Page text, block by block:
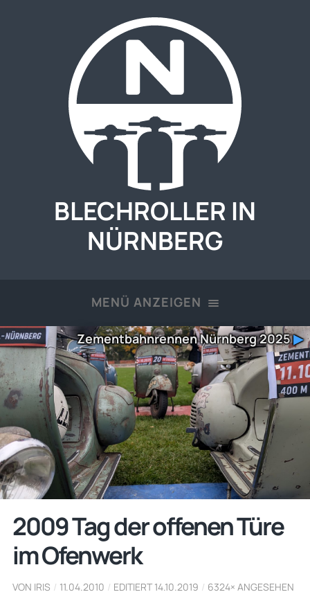
BLECHROLLER IN
NÜRNBERG
MENÜ ANZEIGEN
Zementbahnrennen Nürnberg 2025▶
2009 Tag der offenen Türe
im Ofenwerk
VON IRIS / 11.04.2010 / EDITIERT 14.10.2019 / 6324× ANGESEHEN